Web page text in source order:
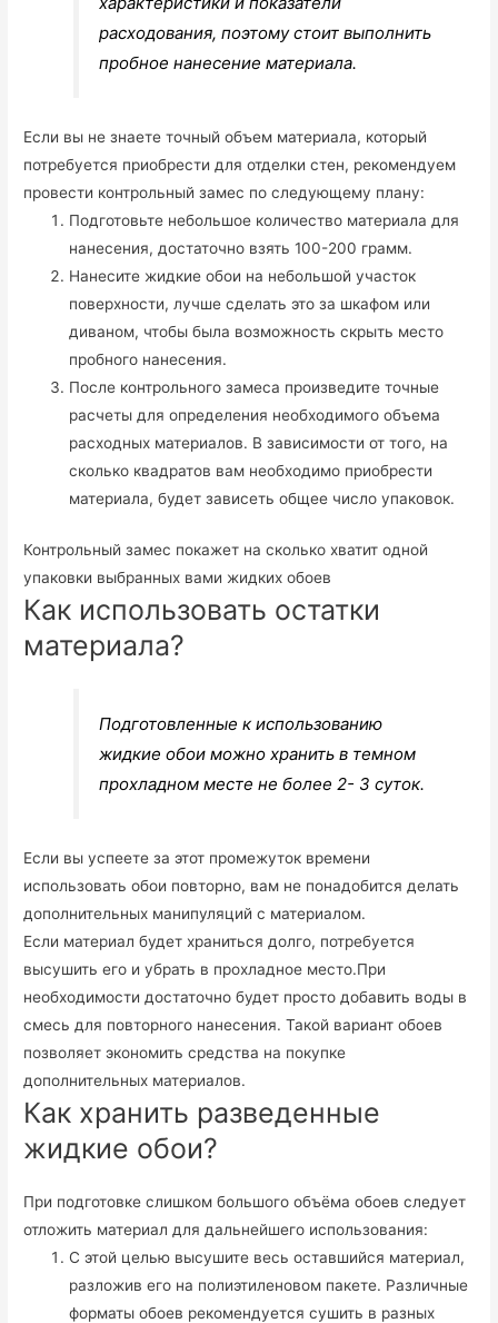
расходования, поэтому стоит выполнить
пробное нанесение материала.
Если вы не знаете точный объем материала, который
потребуется приобрести для отделки стен, рекомендуем
провести контрольный замес по следующему плану:
Подготовьте небольшое количество материала для
нанесения, достаточно взять 100-200 грамм.
Нанесите жидкие обои на небольшой участок
поверхности, лучше сделать это за шкафом или
диваном, чтобы была возможность скрыть место
пробного нанесения.
После контрольного замеса произведите точные
расчеты для определения необходимого объема
расходных материалов. В зависимости от того, на
сколько квадратов вам необходимо приобрести
материала, будет зависеть общее число упаковок.
Контрольный замес покажет на сколько хватит одной
упаковки выбранных вами жидких обоев
Как использовать остатки
материала?
Подготовленные к использованию
жидкие обои можно хранить в темном
прохладном месте не более 2- 3 суток.
Если вы успеете за этот промежуток времени
использовать обои повторно, вам не понадобится делать
дополнительных манипуляций с материалом.
Если материал будет храниться долго, потребуется
высушить его и убрать в прохладное место.При
необходимости достаточно будет просто добавить воды в
смесь для повторного нанесения. Такой вариант обоев
позволяет экономить средства на покупке
дополнительных материалов.
Как хранить разведенные
жидкие обои?
При подготовке слишком большого объёма обоев следует
отложить материал для дальнейшего использования:
С этой целью высушите весь оставшийся материал,
разложив его на полиэтиленовом пакете. Различные
форматы обоев рекомендуется сушить в разных